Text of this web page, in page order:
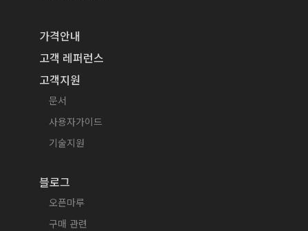
가격안내
고객 레퍼런스
고객지원
문서
사용자가이드
기술지원
블로그
오픈마루
구매 관련